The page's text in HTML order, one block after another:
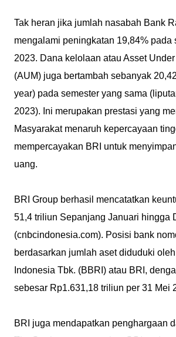
Tak heran jika jumlah nasabah Bank
mengalami peningkatan 19,84% pada
2023. Dana kelolaan atau Asset
(AUM) juga bertambah sebanyak
year) pada semester yang sama
2023). Ini merupakan prestasi yang
Masyarakat menaruh kepercayaan
mempercayakan BRI untuk
uang.
BRI Group berhasil mencatatkan
51,4 triliun Sepanjang Januari hingga
(cnbcindonesia.com). Posisi bank
berdasarkan jumlah aset diduduki
Indonesia Tbk. (BBRI) atau BRI,
sebesar Rp1.631,18 triliun per 31 Mei
BRI juga mendapatkan penghargaan